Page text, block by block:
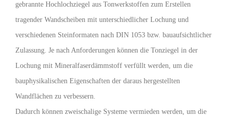
gebrannte Hochlochziegel aus Tonwerkstoffen zum Erstellen
tragender Wandscheiben mit unterschiedlicher Lochung und
verschiedenen Steinformaten nach DIN 1053 bzw. bauaufsichtlicher
Zulassung. Je nach Anforderungen können die Tonziegel in der
Lochung mit Mineralfaserdämmstoff verfüllt werden, um die
bauphysikalischen Eigenschaften der daraus hergestellten
Wandflächen zu verbessern.
Dadurch können zweischalige Systeme vermieden werden, um die